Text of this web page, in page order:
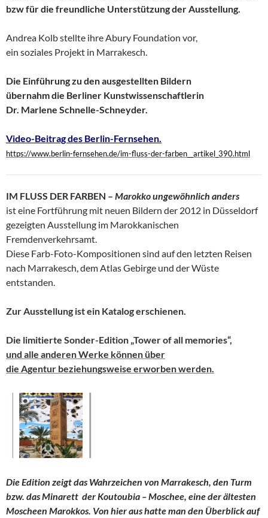
bzw für die freundliche Unterstützung der Ausstellung.
Andrea Kolb stellte ihre Abury Foundation vor,
ein soziales Projekt in Marrakesch.
Die Einführung zu den ausgestellten Bildern
übernahm die Berliner Kunstwissenschaftlerin
Dr. Marlene Schnelle-Schneyder.
Video-Beitrag des Berlin-Fernsehen.
https://www.berlin-fernsehen.de/im-fluss-der-farben__artikel_390.html
IM FLUSS DER FARBEN – Marokko ungewöhnlich anders
ist eine Fortführung mit neuen Bildern der 2012 in Düsseldorf
gezeigten Ausstellung im Marokkanischen
Fremdenverkehrsamt.
Diese Farb-Foto-Kompositionen sind auf den letzten Reisen
nach Marrakesch, dem Atlas Gebirge und der Wüste
entstanden.
Zur Ausstellung ist ein Katalog erschienen.
Die limitierte Sonder-Edition „Tower of all memories“,
und alle anderen Werke können über
die Agentur beziehungsweise erworben werden.
Die Edition zeigt das Wahrzeichen von Marrakesch, den Turm
bzw. das Minarett der Koutoubia – Moschee, eine der ältesten
Moscheen Marokkos. Von hier aus hatte man den Überblick auf